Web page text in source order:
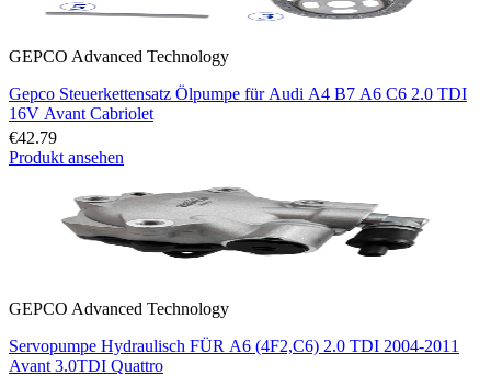
GEPCO Advanced Technology
Gepco Steuerkettensatz Ölpumpe für Audi A4 B7 A6 C6 2.0 TDI
16V Avant Cabriolet
€42.79
Produkt ansehen
GEPCO Advanced Technology
Servopumpe Hydraulisch FÜR A6 (4F2,C6) 2.0 TDI 2004-2011
Avant 3.0TDI Quattro